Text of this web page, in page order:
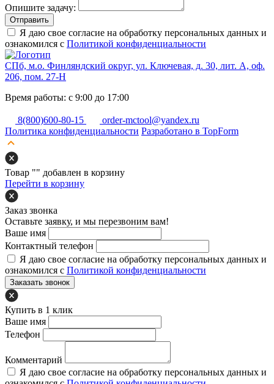
Опишите задачу:
Отправить
Я даю свое согласие на обработку персональных данных и
ознакомился с Политикой конфиденциальности
СПб, м.о. Финляндский округ, ул. Ключевая, д. 30, лит. А, оф.
206, пом. 27-Н
Время работы: с 9:00 до 17:00
8(800)600-80-15
order-mctool@yandex.ru
Политика конфиденциальности Разработано в TopForm
Товар "" добавлен в корзину
Перейти в корзину
Заказ звонка
Оставьте заявку, и мы перезвоним вам!
Ваше имя
Контактный телефон
Я даю свое согласие на обработку персональных данных и
ознакомился с Политикой конфиденциальности
Заказать звонок
Купить в 1 клик
Ваше имя
Телефон
Комментарий
Я даю свое согласие на обработку персональных данных и